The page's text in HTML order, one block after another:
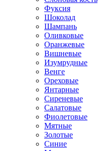
Фуксия
Шоколад
Шампань
Оливковые
Оранжевые
Вишневые
Изумрудные
Венге
Ореховые
Янтарные
Сиреневые
Салатовые
Фиолетовые
Мятные
Золотые
Синие